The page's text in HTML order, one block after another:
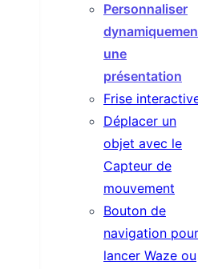
Personnaliser
une
présentation
Frise
Déplacer un
objet avec le
Capteur de
mouvement
Bouton de
navigation pour
lancer Waze ou